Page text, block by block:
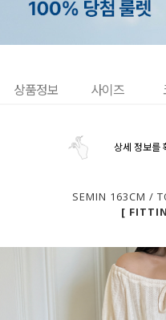
상품정보 사이즈
상세 정보를
SEMIN 163CM /
[